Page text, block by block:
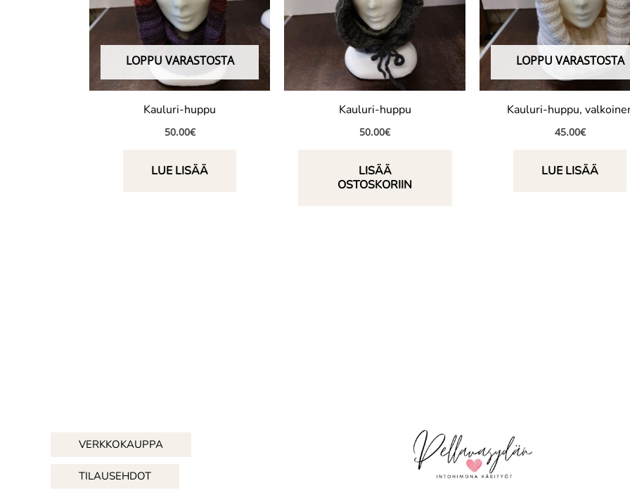
LOPPU VARASTOSTA
Kauluri-huppu
50.00€
LUE LISÄÄ
Kauluri-huppu
50.00€
LISÄÄ
OSTOSKORIIN
LOPPU VARASTOSTA
Kauluri-huppu,
45.00€
LUE LISÄÄ
VERKKOKAUPPA
TILAUSEHDOT